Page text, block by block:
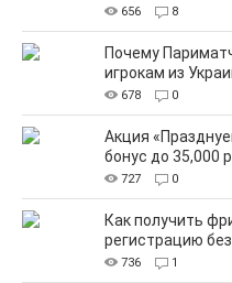
656 8
Почему
игрокам из
678 0
Акция
бонус до 35,000
727 0
Как получить
регистрацию
736 1